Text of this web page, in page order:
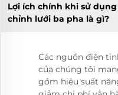
Lợi ích chính khi sử
chỉnh lưới ba pha là gì?
Các nguồn điện
của chúng tôi
gồm hiệu suất